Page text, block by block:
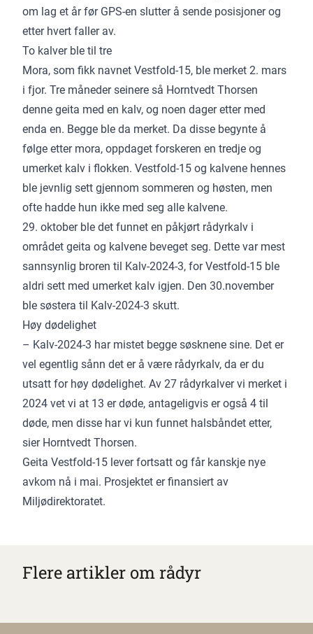
om lag et år før GPS-en slutter å sende posisjoner og
etter hvert faller av.
To kalver ble til tre
Mora, som fikk navnet Vestfold-15, ble merket 2. mars
i fjor. Tre måneder seinere så Horntvedt Thorsen
denne geita med en kalv, og noen dager etter med
enda en. Begge ble da merket. Da disse begynte å
følge etter mora, oppdaget forskeren en tredje og
umerket kalv i flokken. Vestfold-15 og kalvene hennes
ble jevnlig sett gjennom sommeren og høsten, men
ofte hadde hun ikke med seg alle kalvene.
29. oktober ble det funnet en påkjørt rådyrkalv i
området geita og kalvene beveget seg. Dette var mest
sannsynlig broren til Kalv-2024-3, for Vestfold-15 ble
aldri sett med umerket kalv igjen. Den 30.november
ble søstera til Kalv-2024-3 skutt.
Høy dødelighet
– Kalv-2024-3 har mistet begge søsknene sine. Det er
vel egentlig sånn det er å være rådyrkalv, da er du
utsatt for høy dødelighet. Av 27 rådyrkalver vi merket i
2024 vet vi at 13 er døde, antageligvis er også 4 til
døde, men disse har vi kun funnet halsbåndet etter,
sier Horntvedt Thorsen.
Geita Vestfold-15 lever fortsatt og får kanskje nye
avkom nå i mai. Prosjektet er finansiert av
Miljødirektoratet.
Flere artikler om rådyr